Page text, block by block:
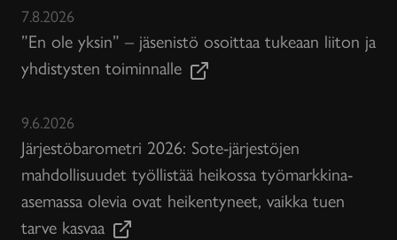
7.8.2026
”En ole yksin” – jäsenistö osoittaa tukeaan liiton ja
yhdistysten toiminnalle
9.6.2026
Järjestöbarometri 2026: Sote-järjestöjen
mahdollisuudet työllistää heikossa työmarkkina-
asemassa olevia ovat heikentyneet, vaikka tuen
tarve kasvaa